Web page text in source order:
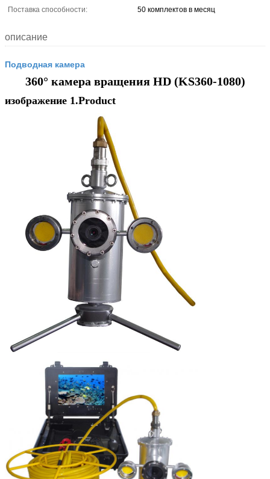
Поставка способности:
50 комплектов в месяц
описание
Подводная камера
360° камера вращения HD (KS360-1080)
изображение 1.Product